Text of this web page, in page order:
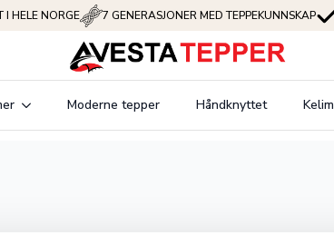
I HELE NORGE 7 GENERASJONER MED TEPPEKUNNSKAP
Moderne tepper Håndknyttet Kelim